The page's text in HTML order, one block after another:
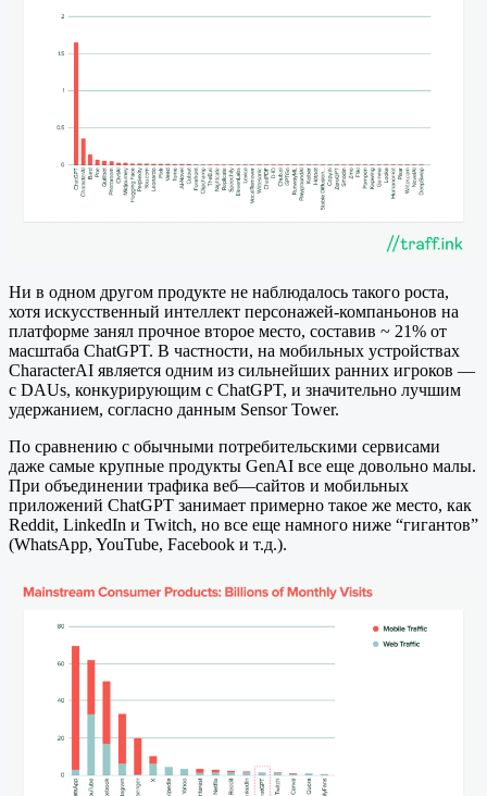
Ни в одном другом продукте не наблюдалось такого роста,
хотя искусственный интеллект персонажей-компаньонов на
платформе занял прочное второе место, составив ~ 21% от
масштаба ChatGPT. В частности, на мобильных устройствах
CharacterAI является одним из сильнейших ранних игроков —
с DAUs, конкурирующим с ChatGPT, и значительно лучшим
удержанием, согласно данным Sensor Tower.
По сравнению с обычными потребительскими сервисами
даже самые крупные продукты GenAI все еще довольно малы.
При объединении трафика веб—сайтов и мобильных
приложений ChatGPT занимает примерно такое же место, как
Reddit, LinkedIn и Twitch, но все еще намного ниже “гигантов”
(WhatsApp, YouTube, Facebook и т.д.).